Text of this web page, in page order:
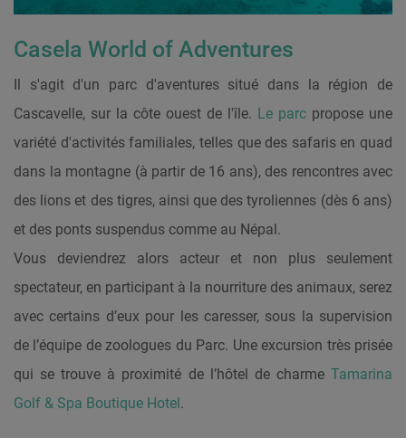
Casela World of Adventures
Il s'agit d'un parc d'aventures situé dans la région de
Cascavelle, sur la côte ouest de l'île. Le parc propose une
variété d'activités familiales, telles que des safaris en quad
dans la montagne (à partir de 16 ans), des rencontres avec
des lions et des tigres, ainsi que des tyroliennes (dès 6 ans)
et des ponts suspendus comme au Népal.
Vous deviendrez alors acteur et non plus seulement
spectateur, en participant à la nourriture des animaux, serez
avec certains d’eux pour les caresser, sous la supervision
de l’équipe de zoologues du Parc. Une excursion très prisée
qui se trouve à proximité de l’hôtel de charme Tamarina
Golf & Spa Boutique Hotel .